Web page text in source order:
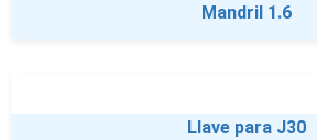
Mandril 1.6
Llave para J30